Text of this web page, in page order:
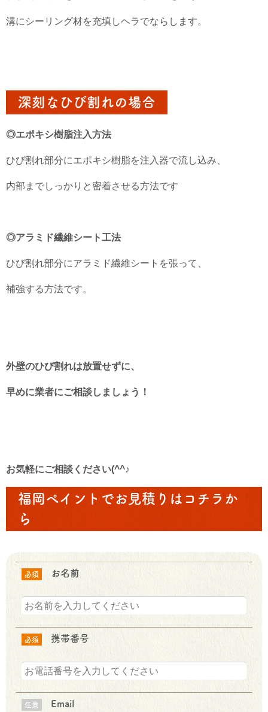
溝にシーリング材を充填しヘラでならします。
深刻なひび割れの場合
◎エポキシ樹脂注入方法
ひび割れ部分にエポキシ樹脂を注入器で流し込み、
内部までしっかりと密着させる方法です
◎アラミド繊維シート工法
ひび割れ部分にアラミド繊維シートを張って、
補強する方法です。
外壁のひび割れは放置せずに、
早めに業者にご相談しましょう！
お気軽にご相談ください(^^♪
福岡ペイントでお見積りはコチラか
ら
必須 お名前
必須 携帯番号
任意 Email